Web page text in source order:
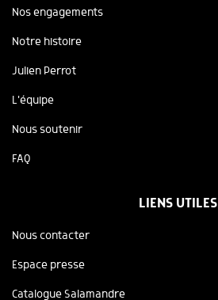
Nos engagements
Notre histoire
Julien Perrot
L'équipe
Nous soutenir
FAQ
LIENS UTILES
Nous contacter
Espace presse
Catalogue Salamandre